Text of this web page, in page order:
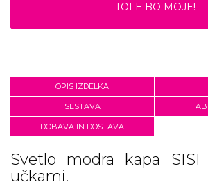
TOLE BO MOJE!
OPIS IZDELKA
SESTAVA
DOBAVA IN DOSTAVA
Svetlo modra kapa
učkami.